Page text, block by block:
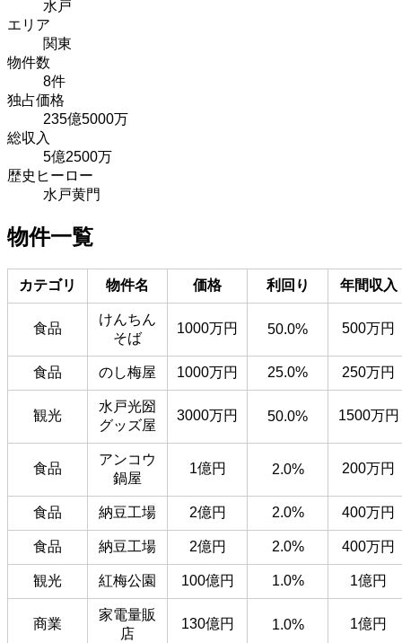
水戸
エリア
関東
物件数
8件
独占価格
235億5000万
総収入
5億2500万
歴史ヒーロー
水戸黄門
物件一覧
カテゴリ 物件名 価格 利回り 年間収入
食品
けんちん
そば
1000万円 50.0% 500万円
食品 のし梅屋 1000万円 25.0% 250万円
観光
水戸光圀
グッズ屋
3000万円 50.0% 1500万円
食品
アンコウ
鍋屋
1億円 2.0% 200万円
食品 納豆工場 2億円 2.0% 400万円
食品 納豆工場 2億円 2.0% 400万円
観光 紅梅公園 100億円 1.0% 1億円
商業
家電量販
店
130億円 1.0% 1億円